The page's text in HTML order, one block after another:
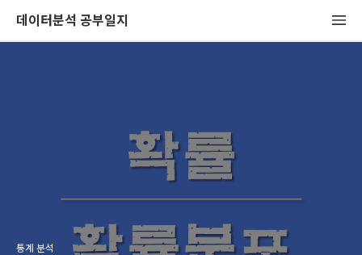
데이터분석 공부일지
통계 분석